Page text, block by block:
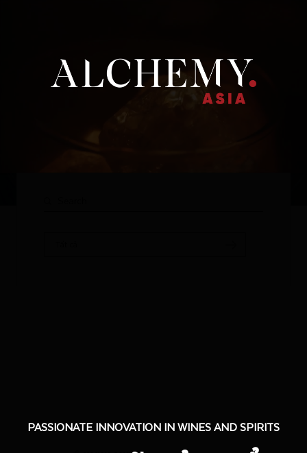
Thương hiệu
PASSIONATE INNOVATION IN WINES AND SPIRITS
PASSIONATE INNOVATION IN WINES AND SPIRITS